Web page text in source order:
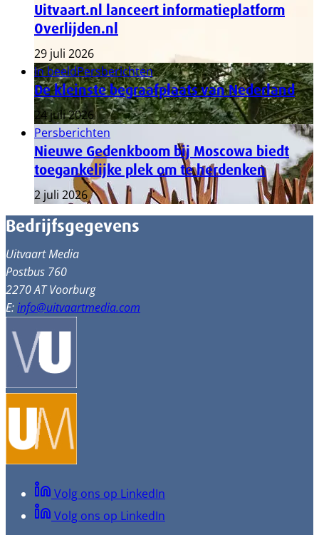
Uitvaart.nl lanceert informatieplatform
Overlijden.nl
29 juli 2026
In beeldPersberichten
De kleinste begraafplaats van Nederland
24 juli 2026
Persberichten
Nieuwe Gedenkboom bij Moscowa biedt
toegankelijke plek om te herdenken
2 juli 2026
Bedrijfsgegevens
Uitvaart Media
Postbus 760
2270 AT Voorburg
E:info@uitvaartmedia.com
Volg ons op LinkedIn
Volg ons op LinkedIn